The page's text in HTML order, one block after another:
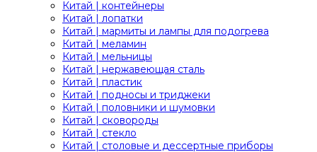
Китай | контейнеры
Китай | лопатки
Китай | мармиты и лампы для подогрева
Китай | меламин
Китай | мельницы
Китай | нержавеющая сталь
Китай | пластик
Китай | подносы и триджеки
Китай | половники и шумовки
Китай | сковороды
Китай | стекло
Китай | столовые и дессертные приборы